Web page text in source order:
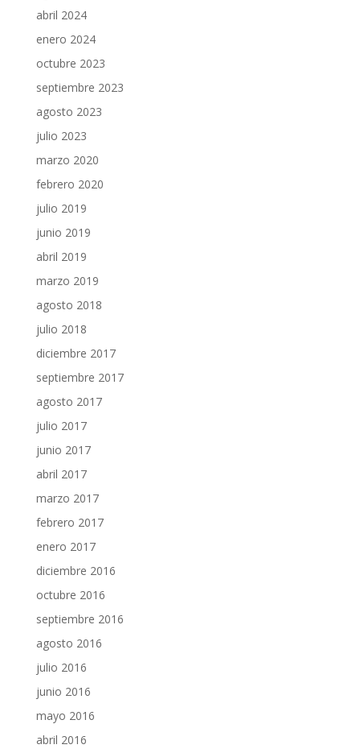
abril 2024
enero 2024
octubre 2023
septiembre 2023
agosto 2023
julio 2023
marzo 2020
febrero 2020
julio 2019
junio 2019
abril 2019
marzo 2019
agosto 2018
julio 2018
diciembre 2017
septiembre 2017
agosto 2017
julio 2017
junio 2017
abril 2017
marzo 2017
febrero 2017
enero 2017
diciembre 2016
octubre 2016
septiembre 2016
agosto 2016
julio 2016
junio 2016
mayo 2016
abril 2016